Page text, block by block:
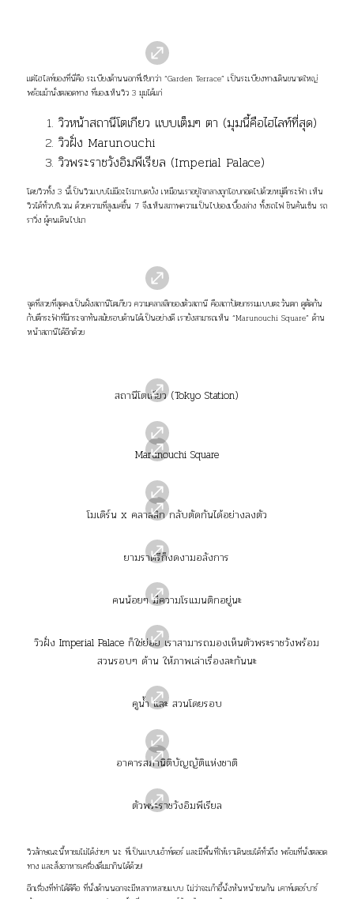
แต่ไฮไลท์ของที่นี่คือ ระเบียงด้านนอกที่เรียกว่า “Garden Terrace” เป็นระเบียงทางเดินขนาดใหญ่
พร้อมม้านั่งตลอดทาง ที่มองเห็นวิว 3 มุมได้แก่
วิวหน้าสถานีโตเกียว แบบเต็มๆ ตา (มุมนี้คือไฮไลท์ที่สุด)
วิวฝั่ง Marunouchi
วิวพระราชวังอิมพีเรียล (Imperial Palace)
โดยวิวทั้ง 3 นี้เป็นวิวแบบไม่มีอะไรมาบดบัง เหมือนเราอยู่ใจกลางถูกโอบกอดไปด้วยหมู่ตึกระฟ้า เห็น
วิวได้ทั่วบริเวณ ด้วยความที่สูงแค่ชั้น 7 จึงเห็นสภาพความเป็นไปของเบื้องล่าง ทั้งรถไฟ ชินคันเซ็น รถ
ราวิ่ง ผู้คนเดินไปมา
จุดที่สวยที่สุดคงเป็นฝั่งสถานีโตเกียว ความคลาสสิกของตัวสถานี คือสถาปัตยกรรมแบบตะวันตก ดูตัดกัน
กับตึกระฟ้าที่มีกระจกทันสมัยรอบด้านได้เป็นอย่างดี เรายังสามารถเห็น “Marunouchi Square” ด้าน
หน้าสถานีได้อีกด้วย
สถานีโตเกียว (Tokyo Station)
Marunouchi Square
โมเดิร์น x คลาสสิก กลับตัดกันได้อย่างลงตัว
ยามราตรีก็งดงามอลังการ
คนน้อยๆ มีความโรแมนติกอยู่นะ
วิวฝั่ง Imperial Palace ก็ใช่ย่อย เราสามารถมองเห็นตัวพระราชวังพร้อม
สวนรอบๆ ด้าน ให้ภาพเล่าเรื่องละกันนะ
คูน้ำ และ สวนโดยรอบ
อาคารสภานิติบัญญัติแห่งชาติ
ตัวพระราชวังอิมพีเรียล
วิวลักษณะนี้หาชมไม่ได้ง่ายๆ นะ ที่เป็นแบบเอ้าท์ดอร์ และมีพื้นที่ให้เราเดินชมได้ทั่วถึง พร้อมที่นั่งตลอด
ทาง และสั่งอาหารเครื่องดื่มมากินได้ด้วย!
อีกเรื่องที่ทำได้ดีคือ ที่นั่งด้านนอกจะมีหลากหลายแบบ ไม่ว่าจะเก้าอี้นั่งหันหน้าชนกัน เคาท์เตอร์บาร์